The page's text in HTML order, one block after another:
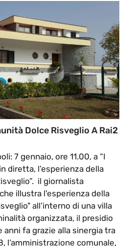
Dolce Risveglio A Rai2
7 gennaio, ore 11.00, a “I
diretta, l’esperienza della
il giornalista
illustra l'esperienza della
all’interno di una villa
organizzata, il presidio
fa grazie alla sinergia tra
l’amministrazione comunale,